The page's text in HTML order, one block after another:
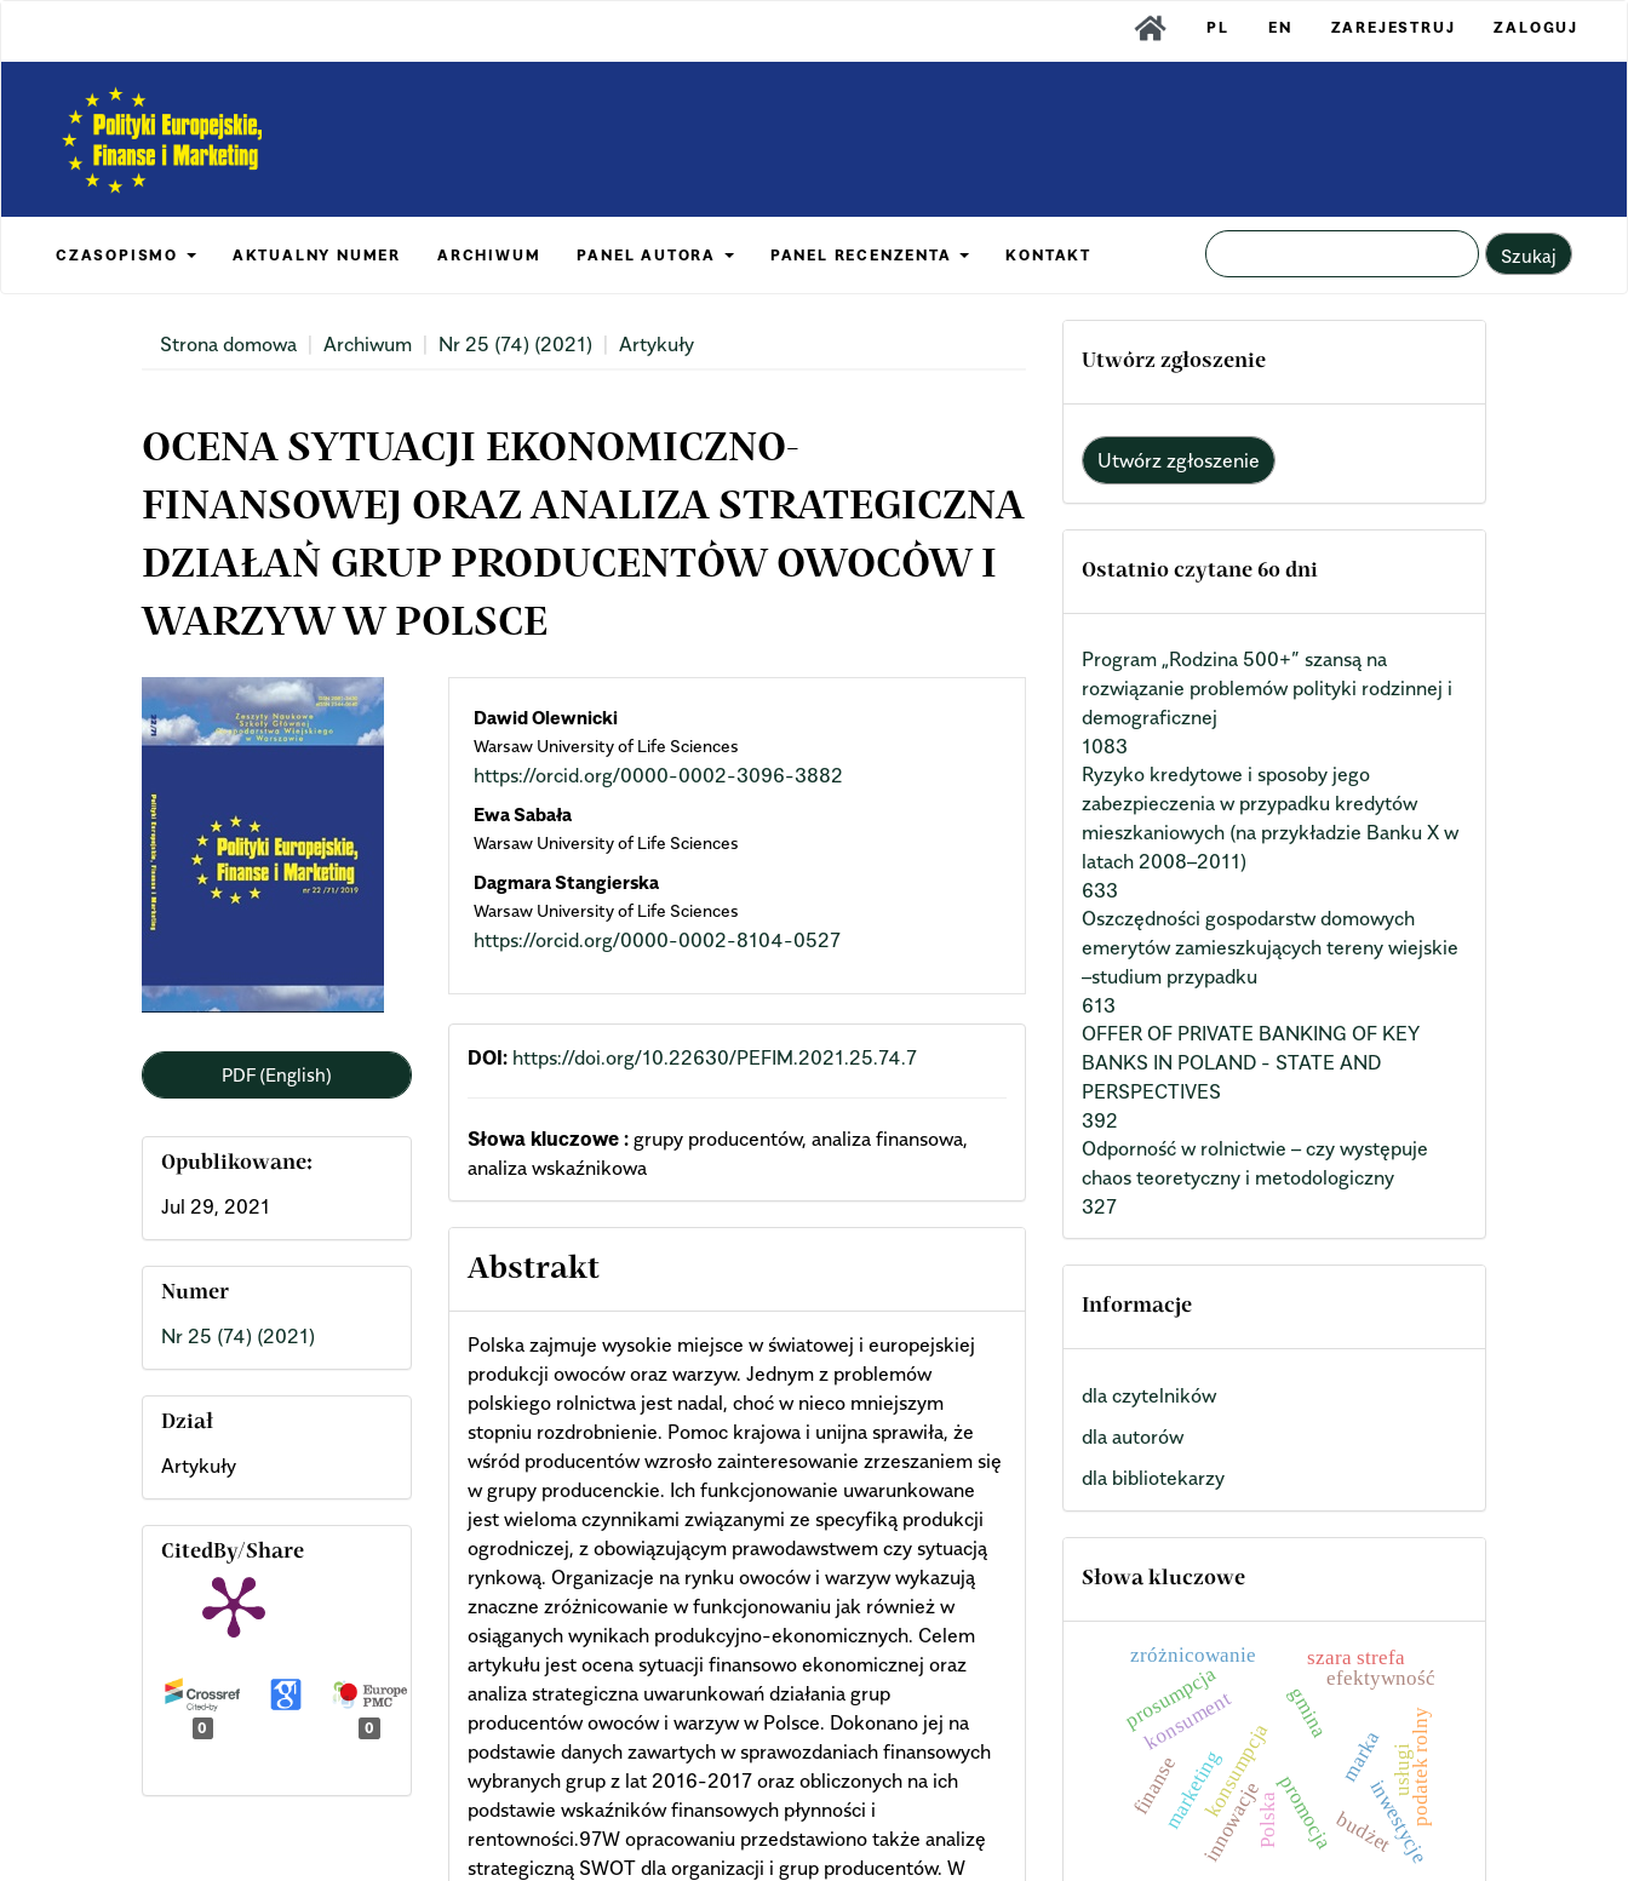
Content
Sidebar
PL EN ZAREJESTRUJ ZALOGUJ
CZASOPISMO AKTUALNY NUMER ARCHIWUM PANEL AUTORA PANEL RECENZENTA KONTAKT Szukaj
Strona domowa Archiwum Nr 25 (74) (2021) Artykuły
OCENA SYTUACJI EKONOMICZNO-
FINANSOWEJ ORAZ ANALIZA STRATEGICZNA
DZIAŁAŃ GRUP PRODUCENTÓW OWOCÓW I
WARZYW W POLSCE
Article
PDF (English)
Opublikowane:
Jul 29, 2021
Numer
Nr 25 (74) (2021)
Dział
Artykuły
CitedBy/Share
0 0
Main
Article
Content
Dawid Olewnicki
Warsaw University of Life Sciences
https://orcid.org/0000-0002-3096-3882
Ewa Sabała
Warsaw University of Life Sciences
Dagmara Stangierska
Warsaw University of Life Sciences
https://orcid.org/0000-0002-8104-0527
DOI: https://doi.org/10.22630/PEFIM.2021.25.74.7
Słowa kluczowe : grupy producentów, analiza finansowa,
analiza wskaźnikowa
Abstrakt
Polska zajmuje wysokie miejsce w światowej i europejskiej
produkcji owoców oraz warzyw. Jednym z problemów
polskiego rolnictwa jest nadal, choć w nieco mniejszym
stopniu rozdrobnienie. Pomoc krajowa i unijna sprawiła, że
wśród producentów wzrosło zainteresowanie zrzeszaniem się
w grupy producenckie. Ich funkcjonowanie uwarunkowane
jest wieloma czynnikami związanymi ze specyfiką produkcji
ogrodniczej, z obowiązującym prawodawstwem czy sytuacją
rynkową. Organizacje na rynku owoców i warzyw wykazują
znaczne zróżnicowanie w funkcjonowaniu jak również w
osiąganych wynikach produkcyjno-ekonomicznych. Celem
artykułu jest ocena sytuacji finansowo ekonomicznej oraz
analiza strategiczna uwarunkowań działania grup
producentów owoców i warzyw w Polsce. Dokonano jej na
podstawie danych zawartych w sprawozdaniach finansowych
wybranych grup z lat 2016-2017 oraz obliczonych na ich
podstawie wskaźników finansowych płynności i
rentowności.97W opracowaniu przedstawiono także analizę
strategiczną SWOT dla organizacji i grup producentów. W
Utwórz zgłoszenie
Utwórz zgłoszenie
Ostatnio czytane 60 dni
Program „Rodzina 500+” szansą na
rozwiązanie problemów polityki rodzinnej i
demograficznej
1083
Ryzyko kredytowe i sposoby jego
zabezpieczenia w przypadku kredytów
mieszkaniowych (na przykładzie Banku X w
latach 2008–2011)
633
Oszczędności gospodarstw domowych
emerytów zamieszkujących tereny wiejskie
–studium przypadku
613
OFFER OF PRIVATE BANKING OF KEY
BANKS IN POLAND - STATE AND
PERSPECTIVES
392
Odporność w rolnictwie – czy występuje
chaos teoretyczny i metodologiczny
327
Informacje
dla czytelników
dla autorów
dla bibliotekarzy
Słowa kluczowe
gmina
marka
marketing
konsumentkonsumpcjapromocja
finanse
prosumpcja efektywność
inwestycje
zróżnicowanie
usługi
innowacjePolska
szara strefa
podatek rolny
budżet